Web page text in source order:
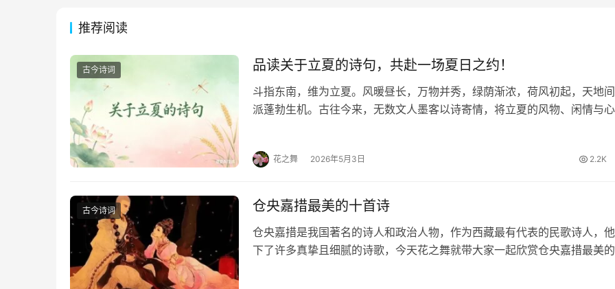
推荐阅读
古今诗词 品读关于立夏的诗句，共赴一场夏日之约！
斗指东南，维为立夏。风暖昼长，万物并秀，绿荫渐浓，荷风初起，天地
派蓬勃生机。古往今来，无数文人墨客以诗寄情，将立夏的风物、闲情与
花之舞 2026年5月3日 2.2K
古今诗词 仓央嘉措最美的十首诗
仓央嘉措是我国著名的诗人和政治人物，作为西藏最有代表的民歌诗人，
下了许多真挚且细腻的诗歌，今天花之舞就带大家一起欣赏仓央嘉措最美